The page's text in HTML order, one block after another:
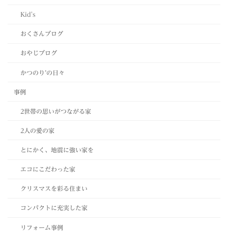
Kid's
おくさんブログ
おやじブログ
かつのり’の日々
事例
2世帯の思いがつながる家
2人の愛の家
とにかく、地震に強い家を
エコにこだわった家
クリスマスを彩る住まい
コンパクトに充実した家
リフォーム事例